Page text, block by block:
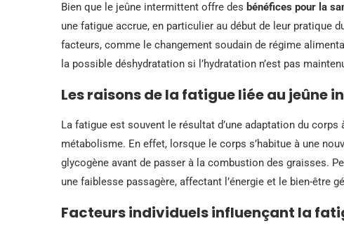
Bien que le jeûne intermittent offre des bénéfices pour la
une fatigue accrue, en particulier au début de leur pratique
facteurs, comme le changement soudain de régime
la possible déshydratation si l’hydratation n’est pas
Les raisons de la fatigue liée au jeûne
La fatigue est souvent le résultat d’une adaptation du
métabolisme. En effet, lorsque le corps s’habitue à une
glycogène avant de passer à la combustion des graisses.
une faiblesse passagère, affectant l’énergie et le bien-être
Facteurs individuels influençant la